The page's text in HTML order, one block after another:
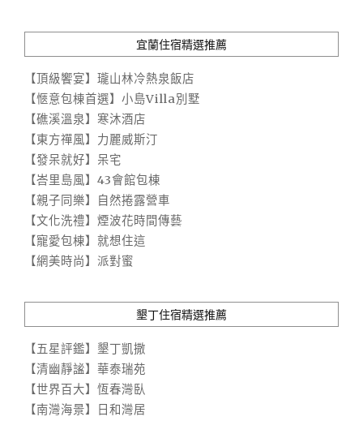
宜蘭住宿精選推薦
【頂級饗宴】瓏山林冷熱泉飯店
【愜意包棟首選】小島Villa別墅
【礁溪溫泉】寒沐酒店
【東方禪風】力麗威斯汀
【發呆就好】呆宅
【峇里島風】43會館包棟
【親子同樂】自然捲露營車
【文化洗禮】煙波花時間傳藝
【寵愛包棟】就想住這
【網美時尚】派對蜜
墾丁住宿精選推薦
【五星評鑑】墾丁凱撒
【清幽靜謐】華泰瑞苑
【世界百大】恆春灣臥
【南灣海景】日和灣居